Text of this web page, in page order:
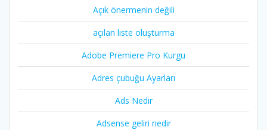
Açık önermenin değili
açılan liste oluşturma
Adobe Premiere Pro Kurgu
Adres çubuğu Ayarları
Ads Nedir
Adsense geliri nedir